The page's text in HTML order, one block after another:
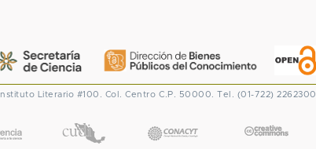
Instituto Literario #100. Col. Centro C.P. 50000. Tel. (01-722) 2262300